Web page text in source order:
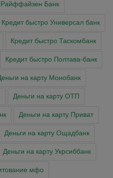
Райффайзен Банк
Кредит быстро Универсал банк
Кредит быстро Таскомбанк
Кредит быстро Полтава-банк
на карту Монобанк
Деньги на карту ОТП
Деньги на карту Приват
Деньги на карту Ощадбанк
Деньги на карту Укрсиббанк
мфо